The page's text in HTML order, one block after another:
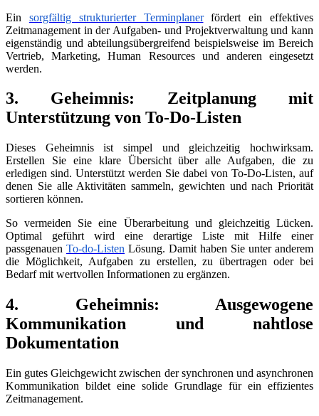
Ein sorgfältig strukturierter Terminplanerfördert ein effektives
Zeitmanagement in der Aufgaben- und Projektverwaltung und kann
eigenständig und abteilungsübergreifend beispielsweise im Bereich
Vertrieb, Marketing, Human Resources und anderen eingesetzt
werden.
3. Geheimnis: Zeitplanung mit
Unterstützung von To-Do-Listen
Dieses Geheimnis ist simpel und gleichzeitig hochwirksam.
Erstellen Sie eine klare Übersicht über alle Aufgaben, die zu
erledigen sind. Unterstützt werden Sie dabei von To-Do-Listen, auf
denen Sie alle Aktivitäten sammeln, gewichten und nach Priorität
sortieren können.
So vermeiden Sie eine Überarbeitung und gleichzeitig Lücken.
Optimal geführt wird eine derartige Liste mit Hilfe einer
passgenauen To-do-Listen Lösung. Damit haben Sie unter anderem
die Möglichkeit, Aufgaben zu erstellen, zu übertragen oder bei
Bedarf mit wertvollen Informationen zu ergänzen.
4. Geheimnis: Ausgewogene
Kommunikation und nahtlose
Dokumentation
Ein gutes Gleichgewicht zwischen der synchronen und asynchronen
Kommunikation bildet eine solide Grundlage für ein effizientes
Zeitmanagement.